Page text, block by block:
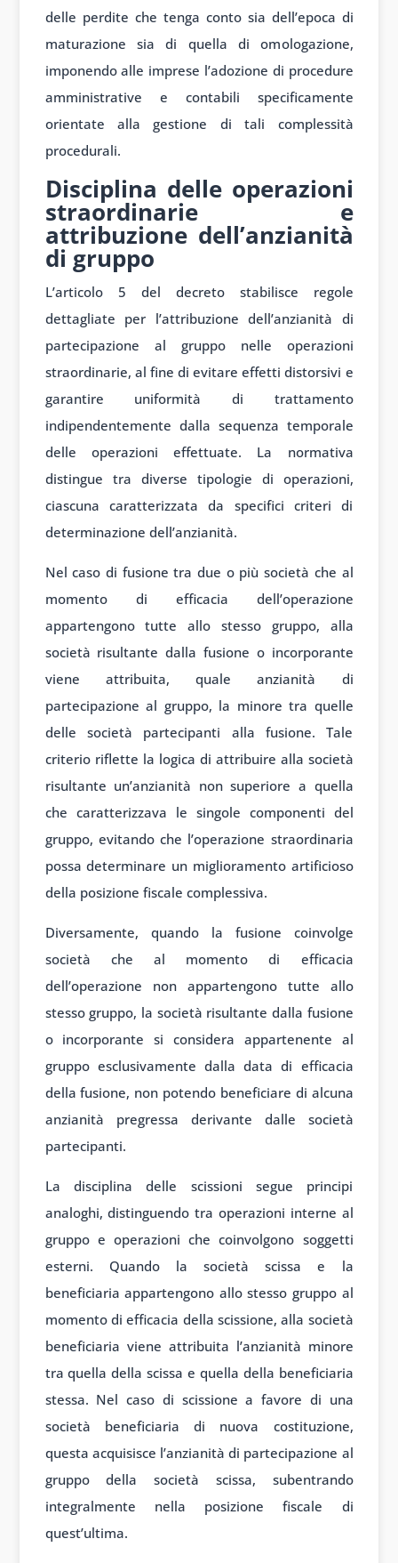
delle perdite che tenga conto sia dell’epoca di
maturazione sia di quella di omologazione,
imponendo alle imprese l’adozione di procedure
amministrative e contabili specificamente
orientate alla gestione di tali complessità
procedurali.
Disciplina delle operazioni
straordinarie e
attribuzione dell’anzianità
di gruppo
L’articolo 5 del decreto stabilisce regole
dettagliate per l’attribuzione dell’anzianità di
partecipazione al gruppo nelle operazioni
straordinarie, al fine di evitare effetti distorsivi e
garantire uniformità di trattamento
indipendentemente dalla sequenza temporale
delle operazioni effettuate. La normativa
distingue tra diverse tipologie di operazioni,
ciascuna caratterizzata da specifici criteri di
determinazione dell’anzianità.
Nel caso di fusione tra due o più società che al
momento di efficacia dell’operazione
appartengono tutte allo stesso gruppo, alla
società risultante dalla fusione o incorporante
viene attribuita, quale anzianità di
partecipazione al gruppo, la minore tra quelle
delle società partecipanti alla fusione. Tale
criterio riflette la logica di attribuire alla società
risultante un’anzianità non superiore a quella
che caratterizzava le singole componenti del
gruppo, evitando che l’operazione straordinaria
possa determinare un miglioramento artificioso
della posizione fiscale complessiva.
Diversamente, quando la fusione coinvolge
società che al momento di efficacia
dell’operazione non appartengono tutte allo
stesso gruppo, la società risultante dalla fusione
o incorporante si considera appartenente al
gruppo esclusivamente dalla data di efficacia
della fusione, non potendo beneficiare di alcuna
anzianità pregressa derivante dalle società
partecipanti.
La disciplina delle scissioni segue principi
analoghi, distinguendo tra operazioni interne al
gruppo e operazioni che coinvolgono soggetti
esterni. Quando la società scissa e la
beneficiaria appartengono allo stesso gruppo al
momento di efficacia della scissione, alla società
beneficiaria viene attribuita l’anzianità minore
tra quella della scissa e quella della beneficiaria
stessa. Nel caso di scissione a favore di una
società beneficiaria di nuova costituzione,
questa acquisisce l’anzianità di partecipazione al
gruppo della società scissa, subentrando
integralmente nella posizione fiscale di
quest’ultima.